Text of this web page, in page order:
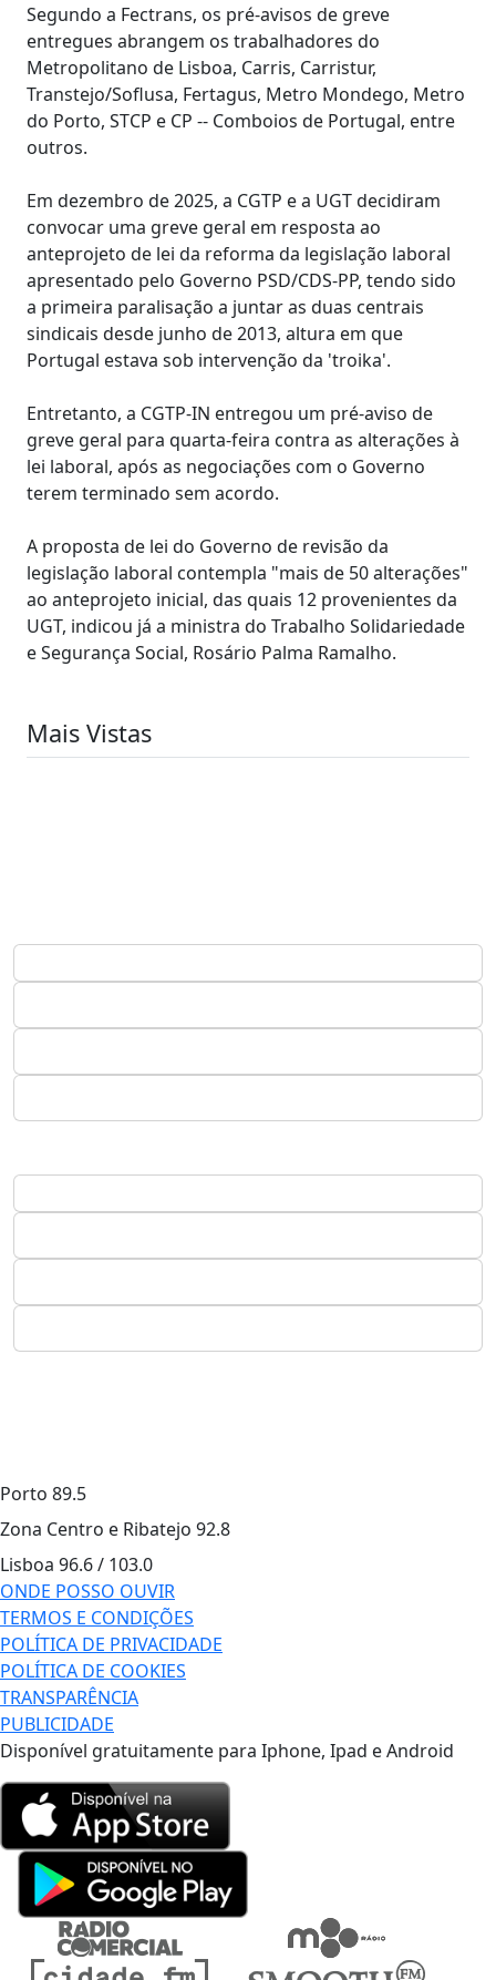
Segundo a Fectrans, os pré-avisos de greve
entregues abrangem os trabalhadores do
Metropolitano de Lisboa, Carris, Carristur,
Transtejo/Soflusa, Fertagus, Metro Mondego, Metro
do Porto, STCP e CP -- Comboios de Portugal, entre
outros.
Em dezembro de 2025, a CGTP e a UGT decidiram
convocar uma greve geral em resposta ao
anteprojeto de lei da reforma da legislação laboral
apresentado pelo Governo PSD/CDS-PP, tendo sido
a primeira paralisação a juntar as duas centrais
sindicais desde junho de 2013, altura em que
Portugal estava sob intervenção da 'troika'.
Entretanto, a CGTP-IN entregou um pré-aviso de
greve geral para quarta-feira contra as alterações à
lei laboral, após as negociações com o Governo
terem terminado sem acordo.
A proposta de lei do Governo de revisão da
legislação laboral contempla "mais de 50 alterações"
ao anteprojeto inicial, das quais 12 provenientes da
UGT, indicou já a ministra do Trabalho Solidariedade
e Segurança Social, Rosário Palma Ramalho.
Mais Vistas
Porto 89.5
Zona Centro e Ribatejo 92.8
Lisboa 96.6 / 103.0
ONDE POSSO OUVIR
TERMOS E CONDIÇÕES
POLÍTICA DE PRIVACIDADE
POLÍTICA DE COOKIES
TRANSPARÊNCIA
PUBLICIDADE
Disponível gratuitamente para Iphone, Ipad e Android